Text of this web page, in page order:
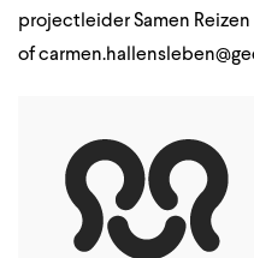
projectleider Samen Reizen
of